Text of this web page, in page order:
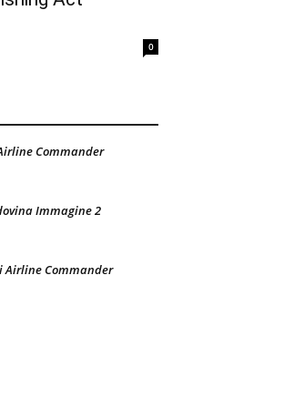
0
Commander
Immagine 2
Airline Commander